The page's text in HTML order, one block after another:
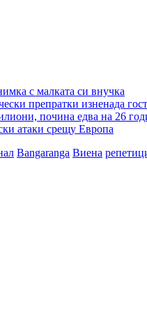
с малката си внучка
препратки изненада
почина едва на 26
атаки срещу Европа
Bangaranga Виена